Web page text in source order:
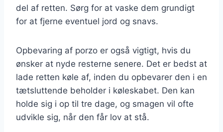
del af retten. Sørg for at vaske dem grundigt
for at fjerne eventuel jord og snavs.
Opbevaring af porzo er også vigtigt, hvis du
ønsker at nyde resterne senere. Det er bedst at
lade retten køle af, inden du opbevarer den i en
tætsluttende beholder i køleskabet. Den kan
holde sig i op til tre dage, og smagen vil ofte
udvikle sig, når den får lov at stå.